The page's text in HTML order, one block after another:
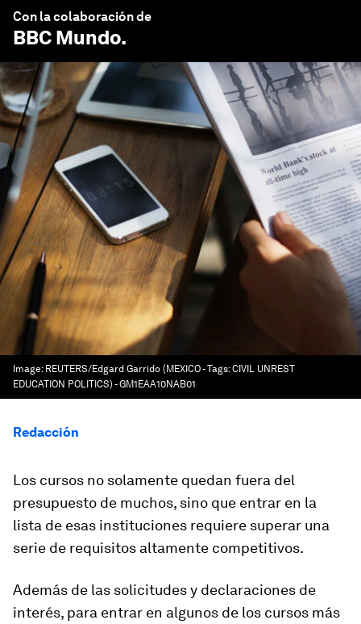
Con la colaboración de
BBC Mundo.
Image: REUTERS/Edgard Garrido (MEXICO - Tags: CIVIL UNREST
EDUCATION POLITICS) - GM1EAA10NAB01
Redacción
Los cursos no solamente quedan fuera del
presupuesto de muchos, sino que entrar en la
lista de esas instituciones requiere superar una
serie de requisitos altamente competitivos.
Además de las solicitudes y declaraciones de
interés, para entrar en algunos de los cursos más